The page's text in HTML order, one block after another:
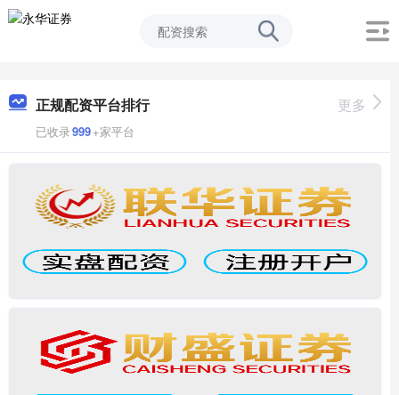
正规配资平台排行
已收录999+家平台
更多